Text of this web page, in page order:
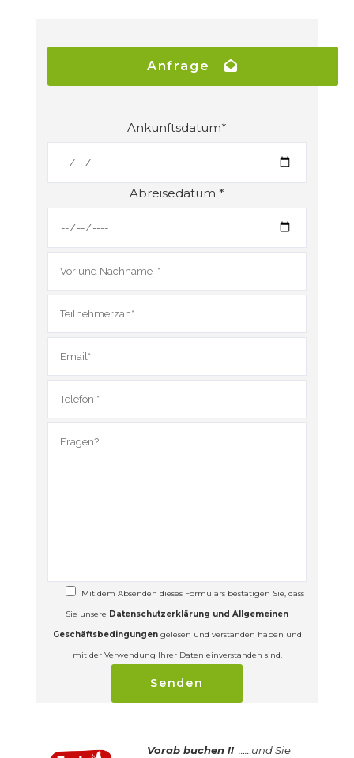
Anfrage
Ankunftsdatum*
Abreisedatum *
Mit dem Absenden dieses Formulars bestätigen Sie, dass
Sie unsere Datenschutzerklärung und Allgemeinen
Geschäftsbedingungengelesen und verstanden haben und
mit der Verwendung Ihrer Daten einverstanden sind.
Vorab buchen !!……und Sie